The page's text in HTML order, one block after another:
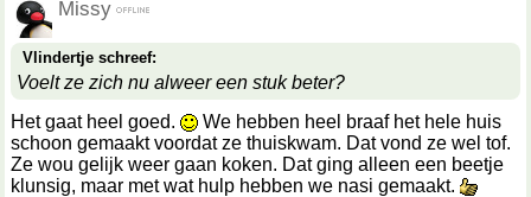
Missy
Vlindertje schreef:
Voelt ze zich nu alweer een stuk beter?
Het gaat heel goed.
We hebben heel braaf het hele huis
schoon gemaakt voordat ze thuiskwam. Dat vond ze wel tof.
Ze wou gelijk weer gaan koken. Dat ging alleen een beetje
klunsig, maar met wat hulp hebben we nasi gemaakt.